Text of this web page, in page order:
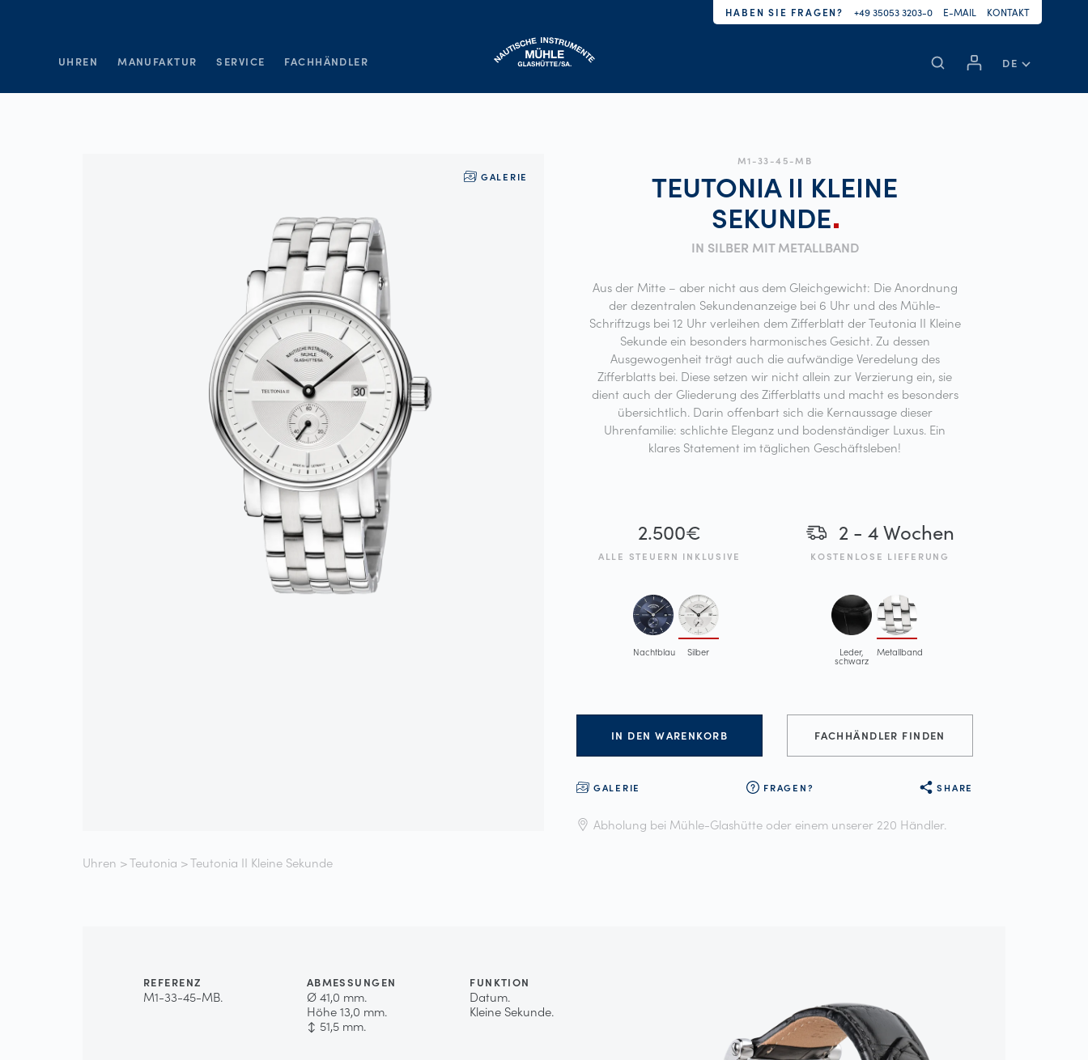
HABEN SIE FRAGEN? +49 35053 3203-0 E-MAIL KONTAKT
UHREN MANUFAKTUR SERVICE FACHHÄNDLER DE
GALERIE
M1-33-45-MB
TEUTONIA II KLEINE
SEKUNDE
IN SILBER MIT METALLBAND
Aus der Mitte – aber nicht aus dem Gleichgewicht: Die Anordnung
der dezentralen Sekundenanzeige bei 6 Uhr und des Mühle-
Schriftzugs bei 12 Uhr verleihen dem Zifferblatt der Teutonia II Kleine
Sekunde ein besonders harmonisches Gesicht. Zu dessen
Ausgewogenheit trägt auch die aufwändige Veredelung des
Zifferblatts bei. Diese setzen wir nicht allein zur Verzierung ein, sie
dient auch der Gliederung des Zifferblatts und macht es besonders
übersichtlich. Darin offenbart sich die Kernaussage dieser
Uhrenfamilie: schlichte Eleganz und bodenständiger Luxus. Ein
klares Statement im täglichen Geschäftsleben!
2.500€
ALLE STEUERN INKLUSIVE
2 - 4 Wochen
KOSTENLOSE LIEFERUNG
Nachtblau Silber Leder,
schwarz
Metallband
IN DEN WARENKORB FACHHÄNDLER FINDEN
GALERIE FRAGEN? SHARE
Abholung bei Mühle-Glashütte oder einem unserer 220 Händler.
Uhren >Teutonia > Teutonia II Kleine Sekunde
REFERENZ
M1-33-45-MB.
ABMESSUNGEN
Ø 41,0 mm.
Höhe 13,0 mm.
↕ 51,5 mm.
FUNKTION
Datum.
Kleine Sekunde.